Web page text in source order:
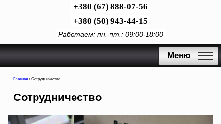
+380 (67) 888-07-56
+380 (50) 943-44-15
Работаем: пн.-пт.: 09:00-18:00
Меню
Главная › Сотрудничество
Сотрудничество